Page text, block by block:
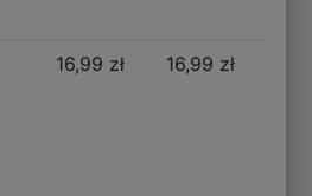
16,99 zł 16,99 zł